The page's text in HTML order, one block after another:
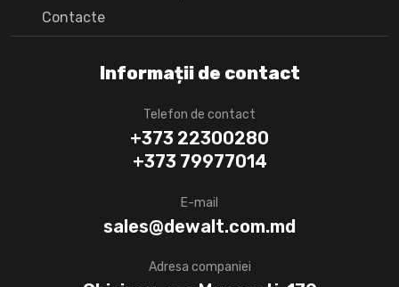
Informații de contact
Telefon de contact
+373 22300280
+373 79977014
E-mail
sales@dewalt.com.md
Adresa companiei
Сontacte